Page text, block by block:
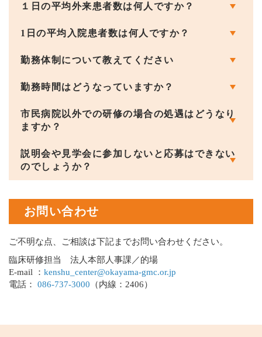
１日の平均外来患者数は何人ですか？
1日の平均入院患者数は何人ですか？
勤務体制について教えてください
勤務時間はどうなっていますか？
市民病院以外での研修の場合の処遇はどうなり
ますか？​​​​​​
説明会や見学会に参加しないと応募はできない
のでしょうか？
お問い合わせ
ご不明な点、ご相談は下記までお問い合わせください。
臨床研修担当 法人本部人事課／的場
E-mail ： kenshu_center@okayama-gmc.or.jp
電話： 086-737-3000 （内線：2406）